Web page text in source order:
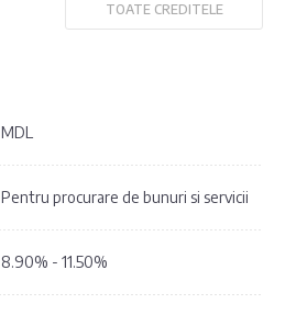
TOATE CREDITELE
MDL
Pentru procurare de bunuri si servicii
8.90% - 11.50%